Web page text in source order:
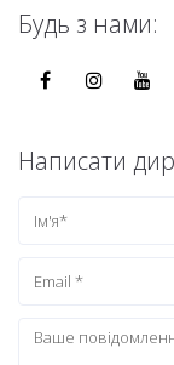
Будь з нами:
Написати